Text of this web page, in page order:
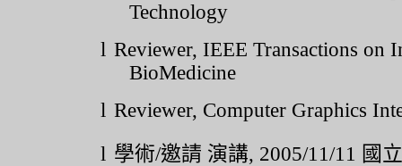
Technology
l Reviewer, IEEE Transactions on
BioMedicine
l Reviewer, Computer Graphics
l 學術/邀請 演講, 2005/11/11 國